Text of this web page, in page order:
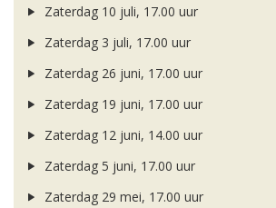
Zaterdag 10 juli, 17.00 uur
Zaterdag 3 juli, 17.00 uur
Zaterdag 26 juni, 17.00 uur
Zaterdag 19 juni, 17.00 uur
Zaterdag 12 juni, 14.00 uur
Zaterdag 5 juni, 17.00 uur
Zaterdag 29 mei, 17.00 uur